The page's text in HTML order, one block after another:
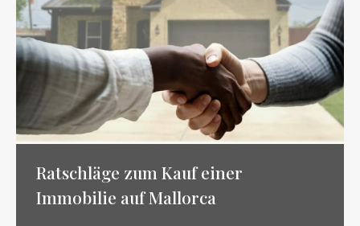
Ratschläge zum Kauf einer
Immobilie auf Mallorca